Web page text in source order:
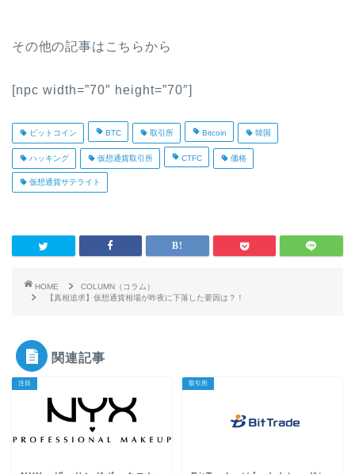
その他の記事はこちらから
[npc width=”70″ height=”70″]
ビットコイン BTC 取引所 Bitcoin 韓国
ハッキング 仮想通貨取引所 CTFC 価格
仮想通貨サテライト
HOME
COLUMN（コラム）
【真相追求】仮想通貨相場が昨夜に下落した要因は？！
関連記事
注目 取引所